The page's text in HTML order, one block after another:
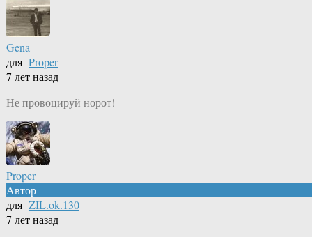
Gena
для Proper
7 лет назад
Не провоцируй норот!
Proper
Автор
для ZIL.ok.130
7 лет назад